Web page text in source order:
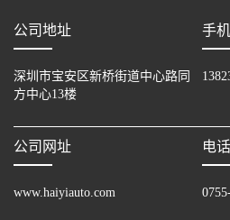
公司地址
深圳市宝安区新桥街道中心路同
方中心13楼
手机
公司网址
www.haiyiauto.com
电话